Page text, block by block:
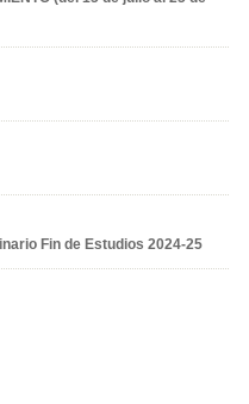
Fin de Estudios 2024-25